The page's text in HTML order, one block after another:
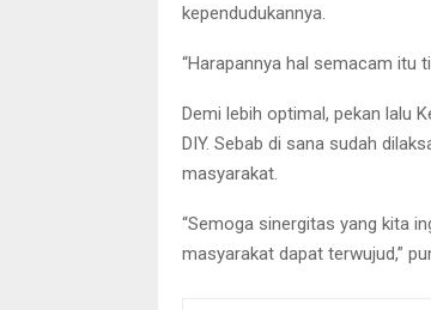
kependudukannya.
“Harapannya hal semacam itu
Demi lebih optimal, pekan lalu
DIY. Sebab di sana sudah
masyarakat.
“Semoga sinergitas yang kita
masyarakat dapat terwujud,”